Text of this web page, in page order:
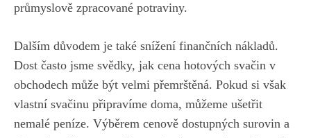
průmyslově zpracované potraviny.
Dalším důvodem je také snížení finančních nákladů.
Dost často jsme svědky, jak cena hotových svačin v
obchodech může být velmi přemrštěná. Pokud si však
vlastní svačinu připravíme doma, můžeme ušetřit
nemalé peníze. Výběrem cenově dostupných surovin a